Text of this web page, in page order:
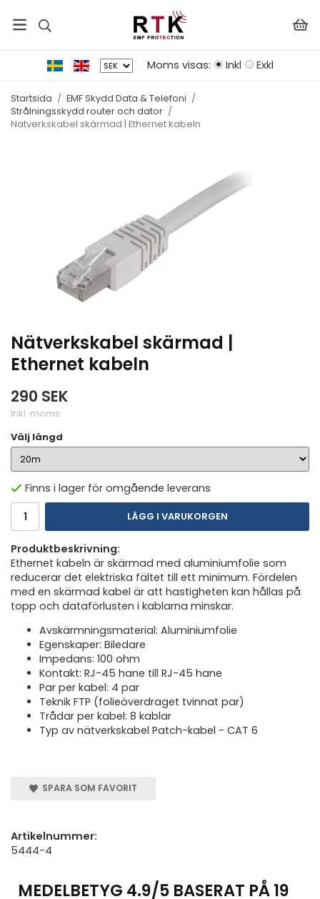
Moms visas: Inkl Exkl
Startsida / EMF Skydd Data & Telefoni /
Strålningsskydd router och dator /
Nätverkskabel skärmad | Ethernet kabeln
Nätverkskabel skärmad |
Ethernet kabeln
290 SEK
Inkl. moms
Välj längd
Finns i lager för omgående leverans
LÄGG I VARUKORGEN
Produktbeskrivning:
Ethernet kabeln är skärmad med aluminiumfolie som
reducerar det elektriska fältet till ett minimum. Fördelen
med en skärmad kabel är att hastigheten kan hållas på
topp och dataförlusten i kablarna minskar.
Avskärmningsmaterial: Aluminiumfolie
Egenskaper: Biledare
Impedans: 100 ohm
Kontakt: RJ-45 hane till RJ-45 hane
Par per kabel: 4 par
Teknik FTP (folieöverdraget tvinnat par)
Trådar per kabel: 8 kablar
Typ av nätverkskabel Patch-kabel - CAT 6
SPARA SOM FAVORIT
Artikelnummer:
5444-4
MEDELBETYG 4.9/5 BASERAT PÅ19